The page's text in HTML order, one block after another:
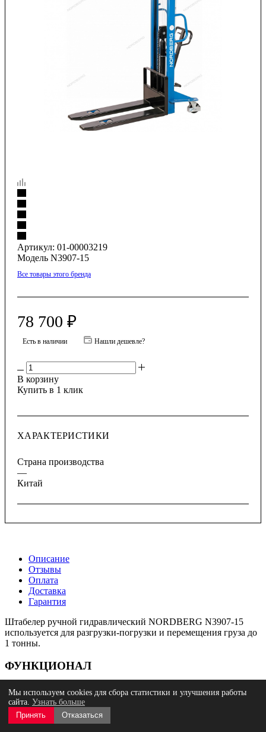
Артикул: 01-00003219
Модель N3907-15
Все товары этого бренда
78 700 ₽
Есть в наличии Нашли дешевле?
В корзину
Купить в 1 клик
ХАРАКТЕРИСТИКИ
Страна производства
—
Китай
Описание
Отзывы
Оплата
Доставка
Гарантия
Штабелер ручной гидравлический NORDBERG N3907-15
используется для разгрузки-погрузки и перемещения груза до
1 тонны.
ФУНКЦИОНАЛ
Конструкция представляет собой объединение
платформенной тележки и стационарного подъемного стола,
которые позволяют плавно поднимать и опускать грузы.
Мы используем cookies для сбора статистики и улучшения работы
сайта. Узнать больше
Принять
Отказаться